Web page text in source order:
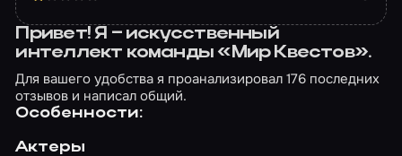
Привет! Я – искусственный
интеллект команды «Мир Квестов».
Для вашего удобства я проанализировал 176 последних
отзывов и написал общий.
Особенности:
Актеры